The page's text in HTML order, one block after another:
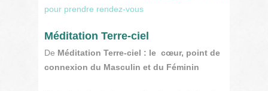
pour prendre rendez-vous
Méditation Terre-ciel
De Méditation Terre-ciel : le cœur, point de
connexion du Masculin et du Féminin